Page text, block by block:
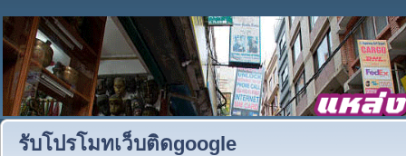
รับโปรโมทเว็บติดgoogle